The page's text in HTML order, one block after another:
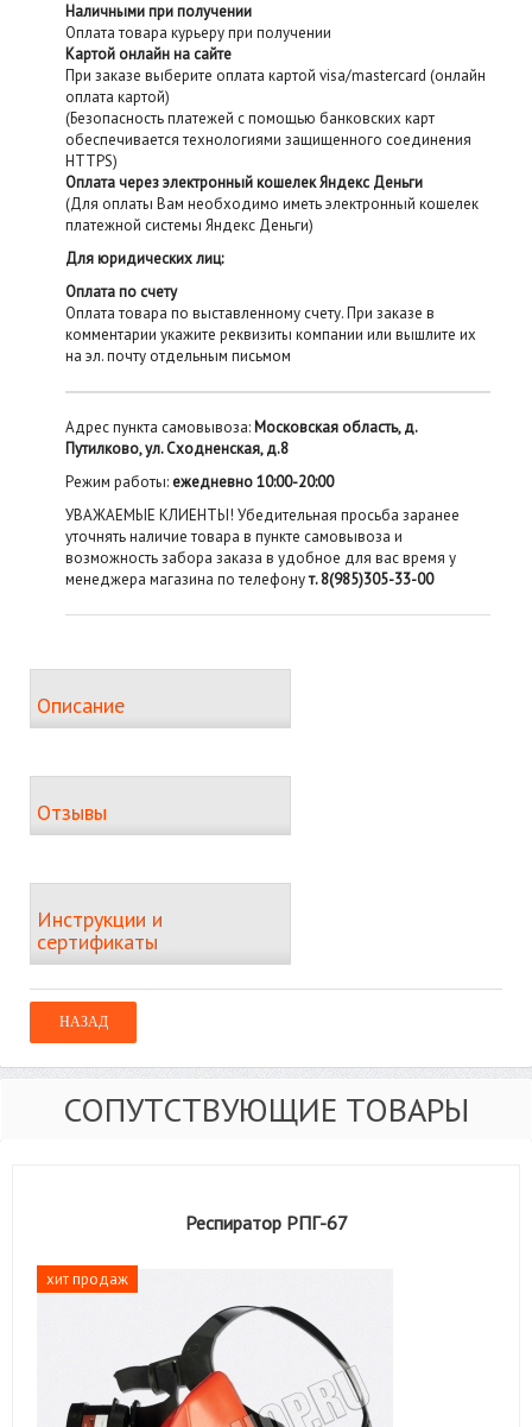
Наличными при получении
Оплата товара курьеру при получении
Картой онлайн на сайте
При заказе выберите оплата картой visa/mastercard (онлайн
оплата картой)
(Безопасность платежей с помощью банковских карт
обеспечивается технологиями защищенного соединения
HTTPS)
Оплата через электронный кошелек Яндекс Деньги
(Для оплаты Вам необходимо иметь электронный кошелек
платежной системы Яндекс Деньги)
Для юридических лиц:
Оплата по счету
Оплата товара по выставленному счету. При заказе в
комментарии укажите реквизиты компании или вышлите их
на эл. почту отдельным письмом
Адрес пункта самовывоза: Московская область, д.
Путилково, ул. Сходненская, д.8
Режим работы: ежедневно 10:00-20:00
УВАЖАЕМЫЕ КЛИЕНТЫ! Убедительная просьба заранее
уточнять наличие товара в пункте самовывоза и
возможность забора заказа в удобное для вас время у
менеджера магазина по телефонут. 8(985)305-33-00
Описание
Отзывы
Инструкции и
сертификаты
СОПУТСТВУЮЩИЕ ТОВАРЫ
Респиратор РПГ-67
хит продаж